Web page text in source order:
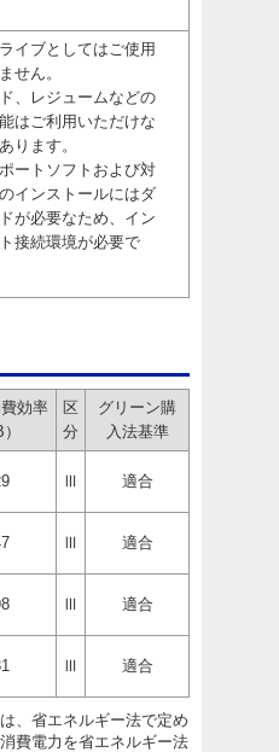
イブとしてはご使用
せん。
、レジュームなどの
はご利用いただけな
ります。
ートソフトおよび対
インストールにはダ
が必要なため、イン
接続環境が必要で
効率
区
分
グリーン購
入法基準
Ⅲ 適合
Ⅲ 適合
Ⅲ 適合
Ⅲ 適合
、省エネルギー法で定め
費電力を省エネルギー法